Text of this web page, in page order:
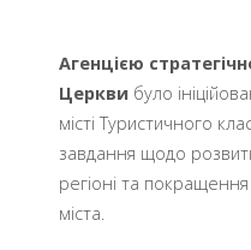
Агенцією
Церквибуло
місті Туристичного
завдання щодо
регіоні та покращення
міста.